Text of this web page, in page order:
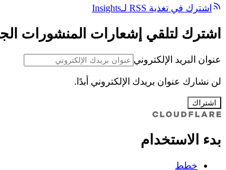
اشترك في تغذية RSS لـInsights
اشترك لتلقي إشعارات المنشورات
عنوان البريد الإلكتروني
لن نشارك عنوان بريدك الإلكتروني أبدًا.
اشتراك
بدء الاستخدام
خطط